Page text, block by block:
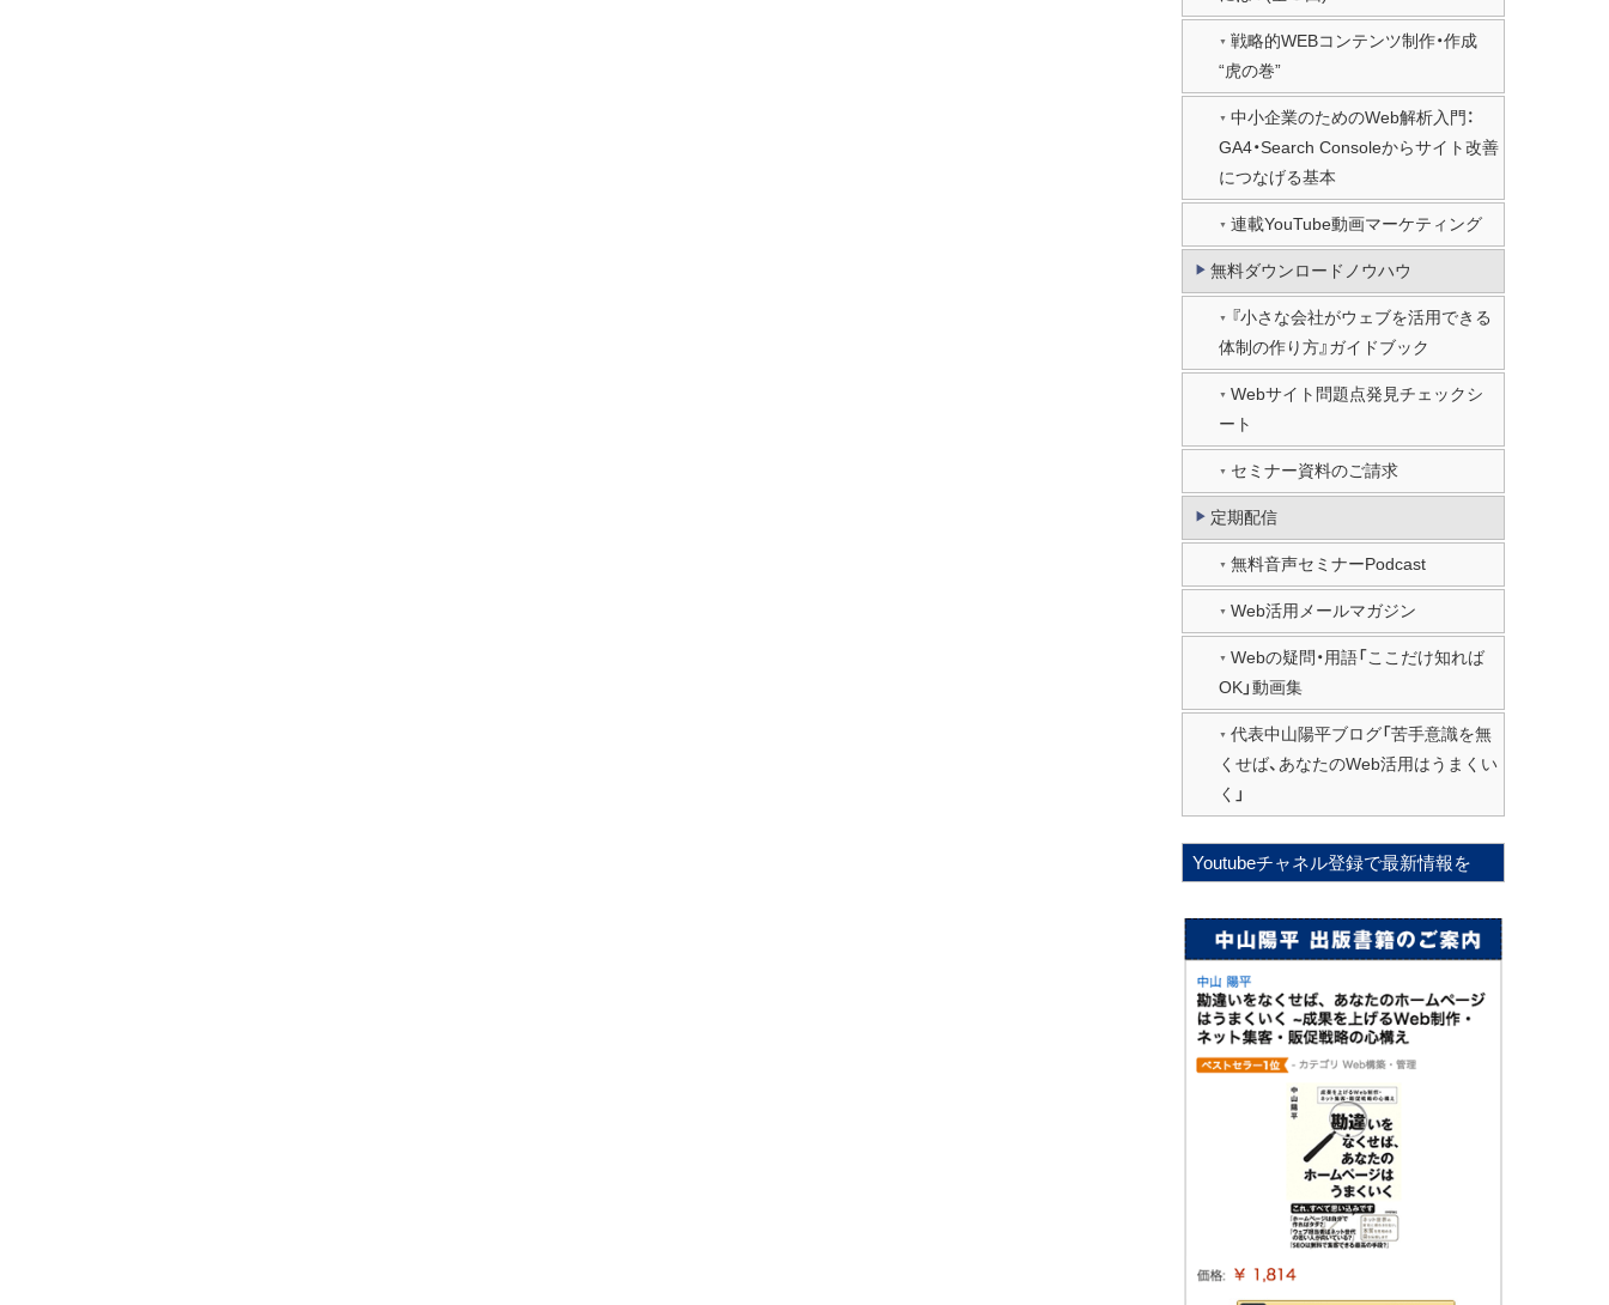
戦略的WEBコンテンツ制作・作成
“虎の巻”
中小企業のためのWeb解析入門：
GA4・Search Consoleからサイト改善
につなげる基本
連載YouTube動画マーケティング
無料ダウンロードノウハウ
『小さな会社がウェブを活用できる
体制の作り方』ガイドブック
Webサイト問題点発見チェックシ
ート
セミナー資料のご請求
定期配信
無料音声セミナーPodcast
Web活用メールマガジン
Webの疑問・用語「ここだけ知れば
OK」動画集
代表中山陽平ブログ「苦手意識を無
くせば、あなたのWeb活用はうまくい
く」
Youtubeチャネル登録で最新情報を